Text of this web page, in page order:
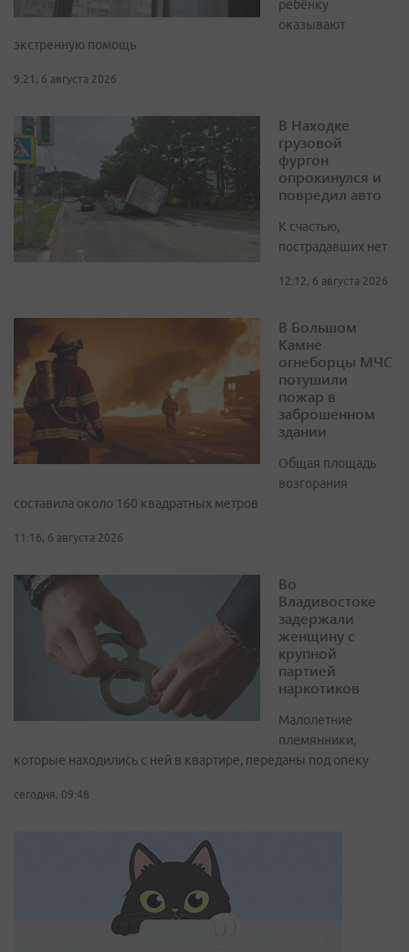
ребёнку
оказывают
экстренную помощь
9:21, 6 августа 2026
В Находке
грузовой
фургон
опрокинулся и
повредил авто
К счастью,
пострадавших нет
12:12, 6 августа 2026
В Большом
Камне
огнеборцы МЧС
потушили
пожар в
заброшенном
здании
Общая площадь
возгорания
составила около 160 квадратных метров
11:16, 6 августа 2026
Во
Владивостоке
задержали
женщину с
крупной
партией
наркотиков
Малолетние
племянники,
которые находились с ней в квартире, переданы под опеку
сегодня, 09:48